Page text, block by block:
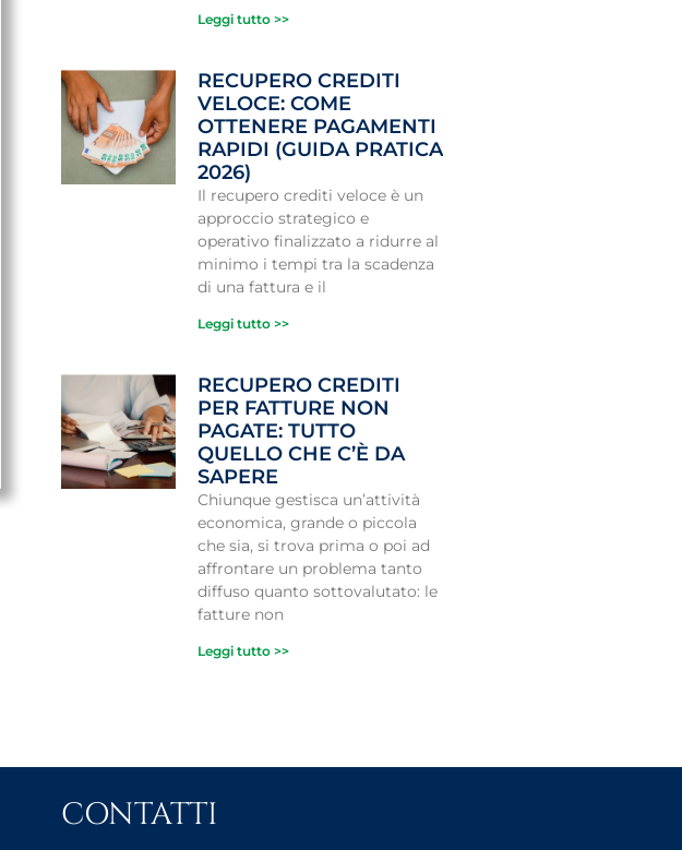
Leggi tutto >>
RECUPERO CREDITI
VELOCE: COME
OTTENERE PAGAMENTI
RAPIDI (GUIDA PRATICA
2026)
Il recupero crediti veloce è un
approccio strategico e
operativo finalizzato a ridurre al
minimo i tempi tra la scadenza
di una fattura e il
Leggi tutto >>
RECUPERO CREDITI
PER FATTURE NON
PAGATE: TUTTO
QUELLO CHE C’È DA
SAPERE
Chiunque gestisca un’attività
economica, grande o piccola
che sia, si trova prima o poi ad
affrontare un problema tanto
diffuso quanto sottovalutato: le
fatture non
Leggi tutto >>
CONTATTI